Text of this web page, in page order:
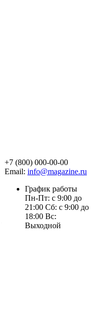
+7 (800) 000-00-00
Email: info@magazine.ru
График работы
Пн-Пт: с 9:00 до
21:00 Сб: с 9:00 до
18:00 Вс:
Выходной